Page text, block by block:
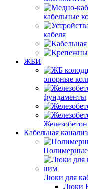
кабельные
кабеля
ЖБИ
опорные
фундаменты
Кабельная
Полимерные
Люки для
Люки